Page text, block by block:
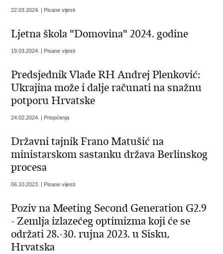
22.03.2024. | Pisane vijesti
Ljetna škola "Domovina" 2024. godine
19.03.2024. | Pisane vijesti
Predsjednik Vlade RH Andrej Plenković:
Ukrajina može i dalje računati na snažnu
potporu Hrvatske
24.02.2024. | Priopćenja
Državni tajnik Frano Matušić na
ministarskom sastanku država Berlinskog
procesa
06.10.2023. | Pisane vijesti
Poziv na Meeting Second Generation G2.9
- Zemlja izlazećeg optimizma koji će se
održati 28.-30. rujna 2023. u Sisku,
Hrvatska